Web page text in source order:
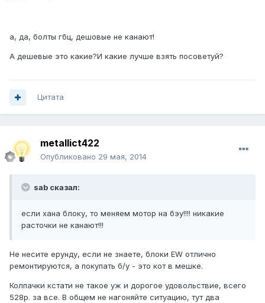
а, да, болты гбц, дешовые не канают!
А дешевые это какие?И какие лучше взять посоветуй?
Цитата
metallict422
Опубликовано 29 мая, 2014
sab сказал:
если хана блоку, то меняем мотор на бэу!!!! никакие
расточки не канают!!!
Не несите ерунду, если не знаете, блоки EW отлично
ремонтируются, а покупать б/у - это кот в мешке.
Колпачки кстати не такое уж и дорогое удовольствие, всего
528р. за все. В общем не нагоняйте ситуацию, тут два